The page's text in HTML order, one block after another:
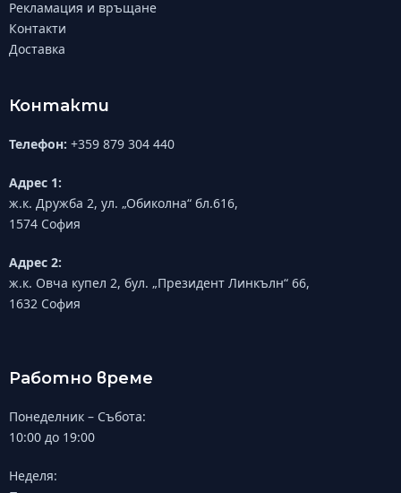
Рекламация и връщане
Контакти
Доставка
Контакти
Телефон: +359 879 304 440
Адрес 1:
ж.к. Дружба 2, ул. „Обиколна“ бл.616,
1574 София
Адрес 2:
ж.к. Овча купел 2, бул. „Президент Линкълн“ 66,
1632 София
Работно време
Понеделник – Събота:
10:00 до 19:00
Неделя: